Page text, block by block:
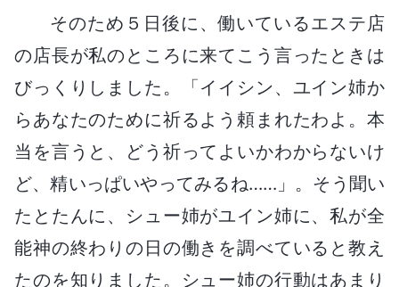
そのため５日後に、働いているエステ店
の店長が私のところに来てこう言ったときは
びっくりしました。「イイシン、ユイン姉か
らあなたのために祈るよう頼まれたわよ。本
当を言うと、どう祈ってよいかわからないけ
ど、精いっぱいやってみるね……」。そう聞い
たとたんに、シュー姉がユイン姉に、私が全
能神の終わりの日の働きを調べていると教え
たのを知りました。シュー姉の行動はあまり